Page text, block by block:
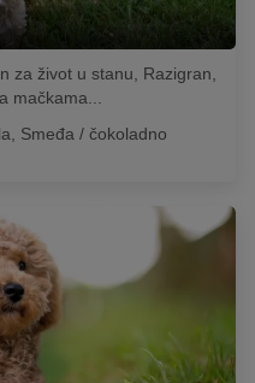
za život u stanu, Razigran,
mačkama...
Smeđa / čokoladno